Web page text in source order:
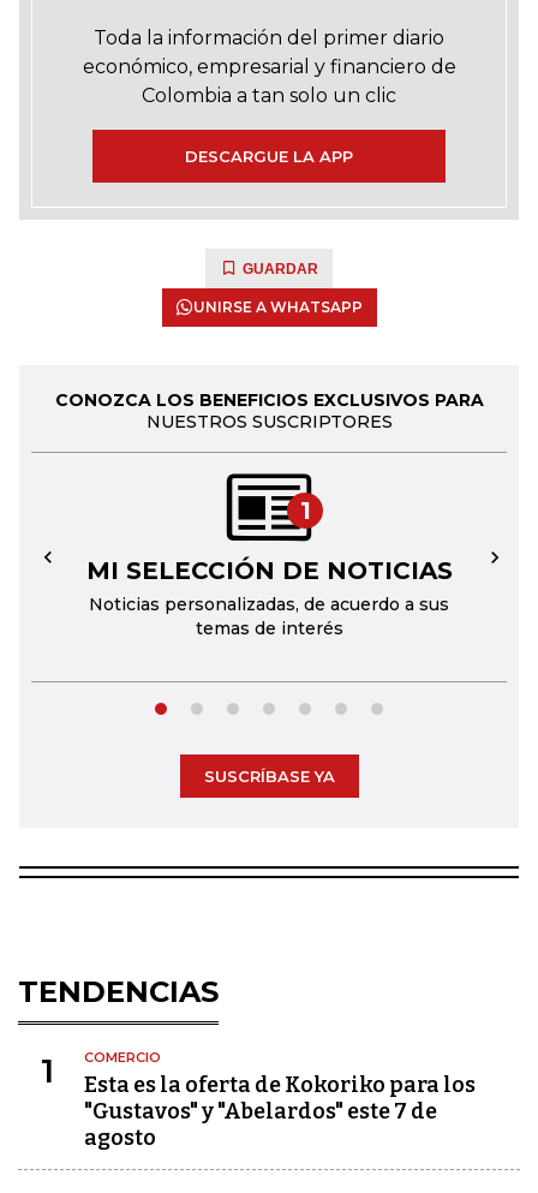
Toda la información del primer diario
económico, empresarial y financiero de
Colombia a tan solo un clic
DESCARGUE LA APP
GUARDAR
UNIRSE A WHATSAPP
CONOZCA LOS BENEFICIOS EXCLUSIVOS PARA
NUESTROS SUSCRIPTORES
1
MI SELECCIÓN DE NOTICIAS
Noticias personalizadas, de acuerdo a sus
temas de interés
← →
SUSCRÍBASE YA
TENDENCIAS
1 COMERCIO
Esta es la oferta de Kokoriko para los
"Gustavos" y "Abelardos" este 7 de
agosto